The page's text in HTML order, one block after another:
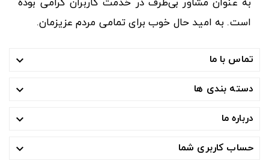
به عنوان مشاور بی‌طرف در خدمت کاربران گرامی بوده
است. به امید حال خوب برای تمامی مردم عزیزمان.
تماس با ما 
دسته بندی ها 
درباره ما 
حساب کاربری شما 